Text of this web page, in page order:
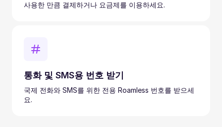
사용한 만큼 결제하거나 요금제를 이용하세요.
통화 및 SMS용 번호 받기
국제 전화와 SMS를 위한 전용 Roamless 번호를 받으세
요.